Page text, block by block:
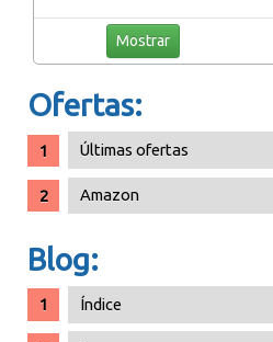
Mostrar
Ofertas:
Últimas ofertas
Amazon
Blog:
Índice